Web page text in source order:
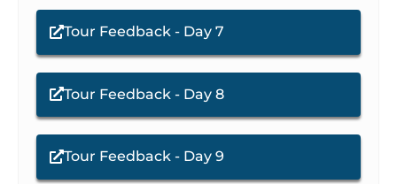
Tour Feedback - Day 7
Tour Feedback - Day 8
Tour Feedback - Day 9